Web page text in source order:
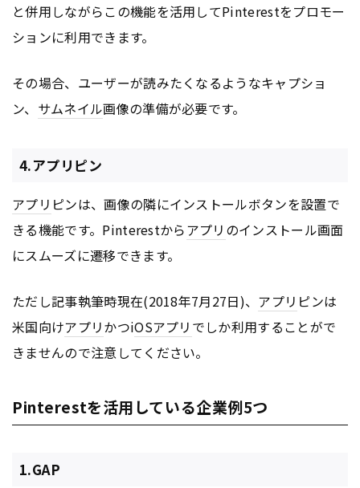
と併用しながらこの機能を活用してPinterestをプロモー
ションに利用できます。
その場合、ユーザーが読みたくなるようなキャプショ
ン、 サムネイル画像の準備が必要です。
4.アプリピン
アプリ ピンは、画像の隣にインストールボタンを設置で
きる機能です。Pinterestからアプリ のインストール画面
にスムーズに遷移できます。
ただし記事執筆時現在(2018年7月27日)、 アプリ ピンは
米国向けアプリかつiOSアプリ でしか利用することがで
きませんので注意してください。
Pinterestを活用している企業例5つ
1.GAP